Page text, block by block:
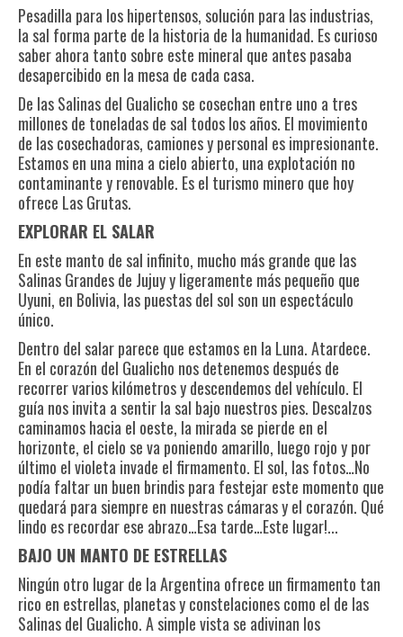
Pesadilla para los hipertensos, solución para las industrias,
la sal forma parte de la historia de la humanidad. Es curioso
saber ahora tanto sobre este mineral que antes pasaba
desapercibido en la mesa de cada casa.
De las Salinas del Gualicho se cosechan entre uno a tres
millones de toneladas de sal todos los años. El movimiento
de las cosechadoras, camiones y personal es impresionante.
Estamos en una mina a cielo abierto, una explotación no
contaminante y renovable. Es el turismo minero que hoy
ofrece Las Grutas.
EXPLORAR EL SALAR
En este manto de sal infinito, mucho más grande que las
Salinas Grandes de Jujuy y ligeramente más pequeño que
Uyuni, en Bolivia, las puestas del sol son un espectáculo
único.
Dentro del salar parece que estamos en la Luna. Atardece.
En el corazón del Gualicho nos detenemos después de
recorrer varios kilómetros y descendemos del vehículo. El
guía nos invita a sentir la sal bajo nuestros pies. Descalzos
caminamos hacia el oeste, la mirada se pierde en el
horizonte, el cielo se va poniendo amarillo, luego rojo y por
último el violeta invade el firmamento. El sol, las fotos…No
podía faltar un buen brindis para festejar este momento que
quedará para siempre en nuestras cámaras y el corazón. Qué
lindo es recordar ese abrazo…Esa tarde…Este lugar!...
BAJO UN MANTO DE ESTRELLAS
Ningún otro lugar de la Argentina ofrece un firmamento tan
rico en estrellas, planetas y constelaciones como el de las
Salinas del Gualicho. A simple vista se adivinan los